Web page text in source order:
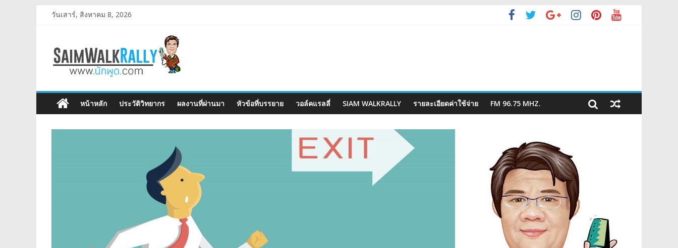
วันเสาร์, สิงหาคม 8, 2026
หน้าหลัก ประวัติวิทยากร ผลงานที่ผ่านมา หัวข้อที่บรรยาย วอล์คแรลลี่ SIAM WALKRALLY รายละเอียดค่าใช้จ่าย FM 96.75 MHZ.